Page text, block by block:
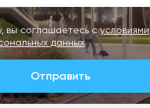
вы соглашаетесь сусловиями
данных
Отправить